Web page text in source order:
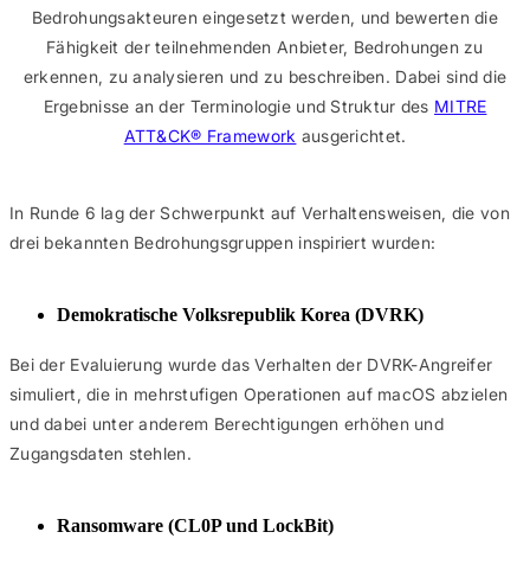
Bedrohungsakteuren eingesetzt werden, und bewerten die
Fähigkeit der teilnehmenden Anbieter, Bedrohungen zu
erkennen, zu analysieren und zu beschreiben. Dabei sind die
Ergebnisse an der Terminologie und Struktur des MITRE
ATT&CK® Framework ausgerichtet.
In Runde 6 lag der Schwerpunkt auf Verhaltensweisen, die von
drei bekannten Bedrohungsgruppen inspiriert wurden:
Demokratische Volksrepublik Korea (DVRK)
Bei der Evaluierung wurde das Verhalten der DVRK-Angreifer
simuliert, die in mehrstufigen Operationen auf macOS abzielen
und dabei unter anderem Berechtigungen erhöhen und
Zugangsdaten stehlen.
Ransomware (CL0P und LockBit)